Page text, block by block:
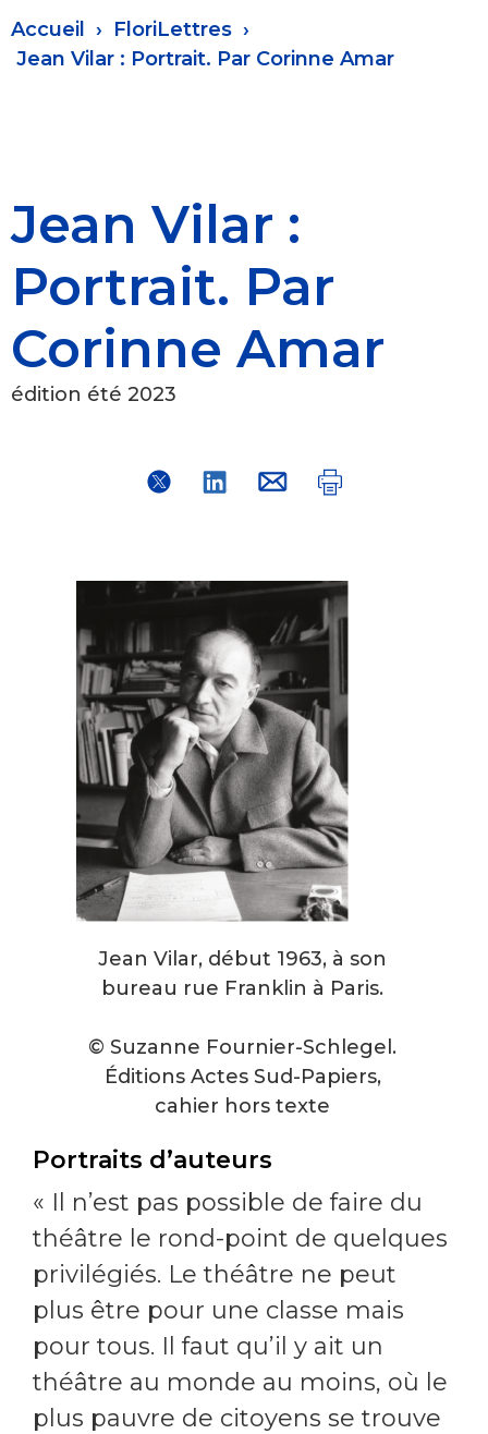
Fil
d'Ariane
Accueil
FloriLettres
Jean Vilar : Portrait. Par Corinne Amar
Jean Vilar :
Portrait. Par
Corinne Amar
édition été 2023
Portraits d’auteurs
« Il n’est pas possible de faire du
théâtre le rond-point de quelques
privilégiés. Le théâtre ne peut
plus être pour une classe mais
pour tous. Il faut qu’il y ait un
théâtre au monde au moins, où le
plus pauvre de citoyens se trouve
Jean Vilar, début 1963, à son
bureau rue Franklin à Paris.
© Suzanne Fournier-Schlegel.
Éditions Actes Sud-Papiers,
cahier hors texte